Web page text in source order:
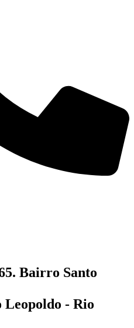
Bairro Santo
Leopoldo - Rio